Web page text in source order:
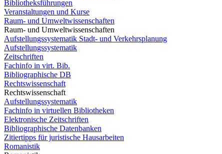
Bibliotheksführungen
Veranstaltungen und Kurse
Raum- und Umweltwissenschaften
Raum- und Umweltwissenschaften
Aufstellungssystematik Stadt- und Verkehrsplanung
Aufstellungssystematik
Zeitschriften
Fachinfo in virt. Bib.
Bibliographische DB
Rechtswissenschaft
Rechtswissenschaft
Aufstellungssystematik
Fachinfo in virtuellen Bibliotheken
Elektronische Zeitschriften
Bibliographische Datenbanken
Zitiertipps für juristische Hausarbeiten
Romanistik